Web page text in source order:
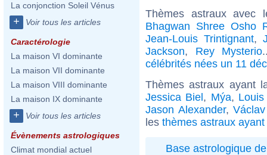
La conjonction Soleil Vénus
+ Voir tous les articles
Caractérologie
La maison VI dominante
La maison VII dominante
La maison VIII dominante
La maison IX dominante
+ Voir tous les articles
Évènements astrologiques
Climat mondial actuel
Thèmes astraux avec
Bhagwan Shree Osho
Jean-Louis Trintignant,
Jackson, Rey Mysterio
célébrités nées un 11
Thèmes astraux ayant
Jessica Biel, Mýa,
Jason Alexander,
les thèmes astraux
Base astrologique